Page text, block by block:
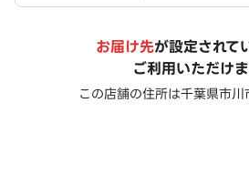
お届け先が設定されて
ご利用いただけ
この店舗の住所は千葉県市